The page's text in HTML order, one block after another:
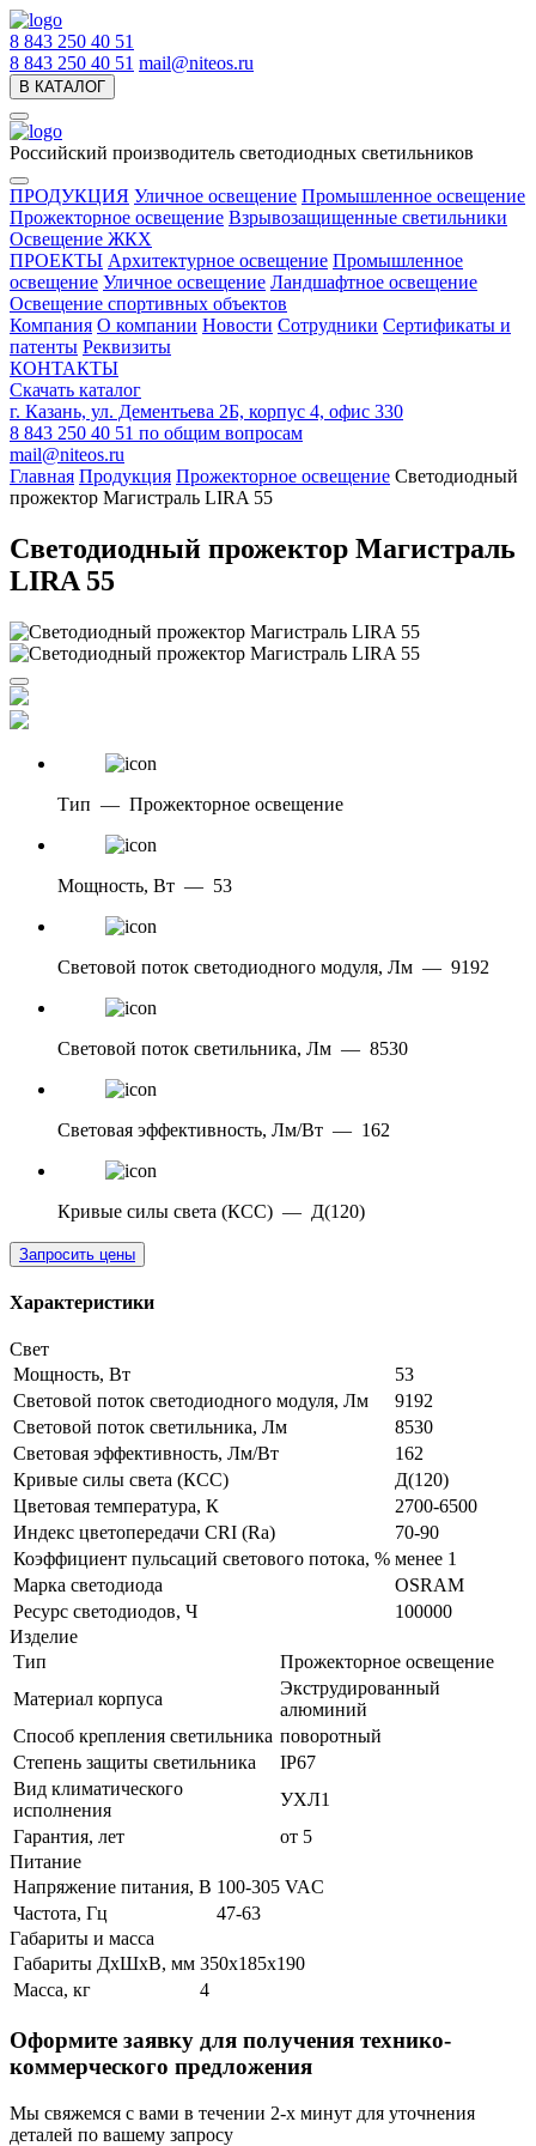
8 843 250 40 51
8 843 250 40 51 mail@niteos.ru
В КАТАЛОГ
Российский производитель светодиодных светильников
ПРОДУКЦИЯ Уличное освещение Промышленное освещение
Прожекторное освещение Взрывозащищенные светильники
Освещение ЖКХ
ПРОЕКТЫ Архитектурное освещение Промышленное
освещение Уличное освещение Ландшафтное освещение
Освещение спортивных объектов
Компания О компании Новости Сотрудники Сертификаты и
патенты Реквизиты
КОНТАКТЫ
Скачать каталог
г. Казань, ул. Дементьева 2Б, корпус 4, офис 330
8 843 250 40 51 по общим вопросам
mail@niteos.ru
Главная Продукция Прожекторное освещение Светодиодный
прожектор Магистраль LIRA 55
Светодиодный прожектор Магистраль
LIRA 55
Тип — Прожекторное освещение
Мощность, Вт — 53
Световой поток светодиодного модуля, Лм — 9192
Световой поток светильника, Лм — 8530
Световая эффективность, Лм/Вт — 162
Кривые силы света (КСС) — Д(120)
Запросить цены
Характеристики
Свет
Мощность, Вт
53
Световой поток светодиодного модуля, Лм
9192
Световой поток светильника, Лм
8530
Световая эффективность, Лм/Вт
162
Кривые силы света (КСС)
Д(120)
Цветовая температура, К
2700-6500
Индекс цветопередачи CRI (Ra)
70-90
Коэффициент пульсаций светового потока, % менее 1
Марка светодиода
OSRAM
Ресурс светодиодов, Ч
100000
Изделие
Тип
Прожекторное освещение
Материал корпуса
Экструдированный
алюминий
Способ крепления светильника поворотный
Степень защиты светильника
IP67
Вид климатического
исполнения
УХЛ1
Гарантия, лет
от 5
Питание
Напряжение питания, В 100-305 VAC
Частота, Гц
47-63
Габариты и масса
Габариты ДхШхВ, мм 350х185х190
Масса, кг
4
Оформите заявку для получения технико-
коммерческого предложения
Мы свяжемся с вами в течении 2-х минут для уточнения
деталей по вашему запросу